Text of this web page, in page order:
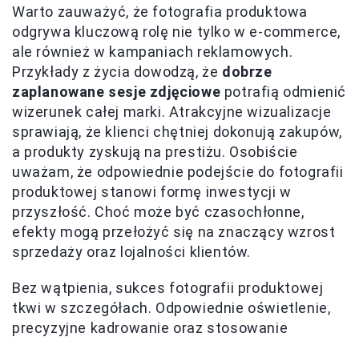
Warto zauważyć, że fotografia produktowa
odgrywa kluczową rolę nie tylko w e-commerce,
ale również w kampaniach reklamowych.
Przykłady z życia dowodzą, że dobrze
zaplanowane sesje zdjęciowe potrafią odmienić
wizerunek całej marki. Atrakcyjne wizualizacje
sprawiają, że klienci chętniej dokonują zakupów,
a produkty zyskują na prestiżu. Osobiście
uważam, że odpowiednie podejście do fotografii
produktowej stanowi formę inwestycji w
przyszłość. Choć może być czasochłonne,
efekty mogą przełożyć się na znaczący wzrost
sprzedaży oraz lojalności klientów.
Bez wątpienia, sukces fotografii produktowej
tkwi w szczegółach. Odpowiednie oświetlenie,
precyzyjne kadrowanie oraz stosowanie